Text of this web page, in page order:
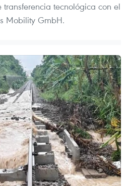
tecnológica con el
Mobility GmbH.